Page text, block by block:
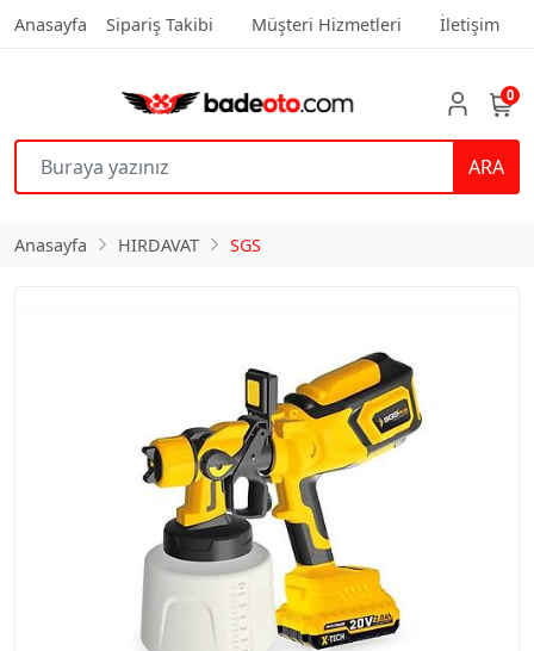
Anasayfa Sipariş Takibi Müşteri Hizmetleri İletişim
ARA
0
Anasayfa HIRDAVAT SGS